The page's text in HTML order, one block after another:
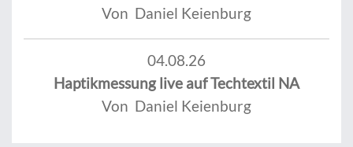
Von Daniel Keienburg
04.08.26
Haptikmessung live auf Techtextil NA
Von Daniel Keienburg